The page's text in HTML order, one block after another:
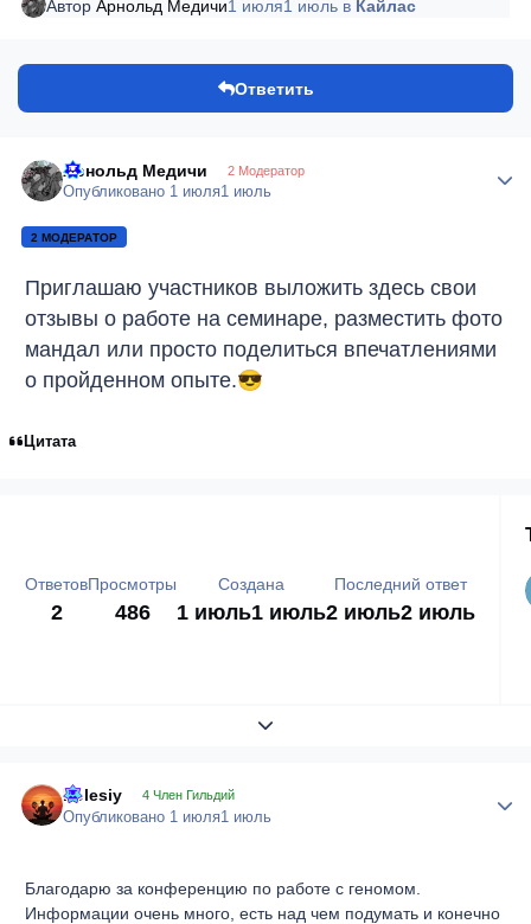
АвторАрнольд Медичи1 июля1 июль в Кайлас
Ответить
Арнольд Медичи 2 Модератор
Опубликовано 1 июля1 июль
2 МОДЕРАТОР
Приглашаю участников выложить здесь свои
отзывы о работе на семинаре, разместить фото
мандал или просто поделиться впечатлениями
о пройденном опыте.😎
Цитата
Ответов
2
Просмотры
486
Создана
1 июль1 июль
Последний ответ
2 июль2 июль
Развернуть обзор темы
Polesiy 4 Член Гильдий
Опубликовано 1 июля1 июль
Благодарю за конференцию по работе с геномом.
Информации очень много, есть над чем подумать и конечно